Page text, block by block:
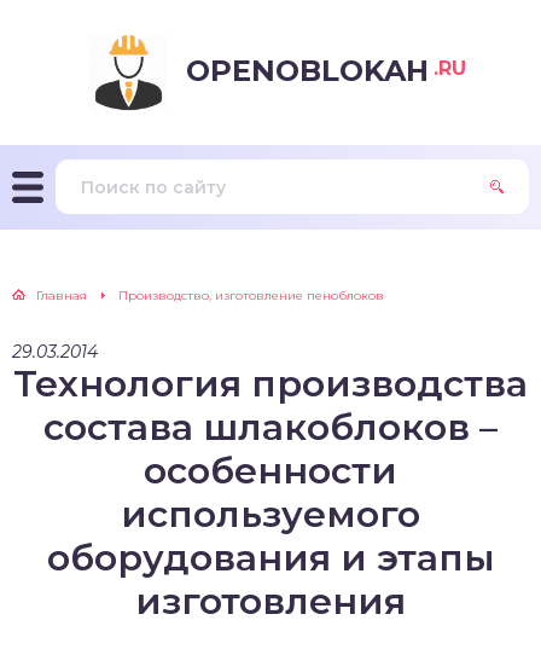
OPENOBLOKAH .RU
Главная Производство, изготовление пеноблоков
29.03.2014
Технология производства
состава шлакоблоков –
особенности
используемого
оборудования и этапы
изготовления